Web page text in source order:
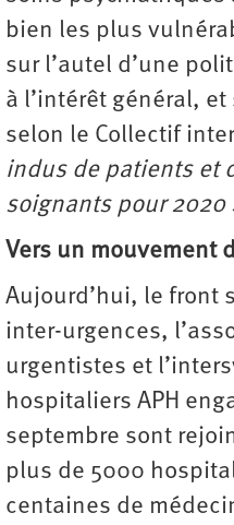
bien les plus
sur l’autel d’une
à l’intérêt général,
selon le Collectif
indus de patients et
soignants pour 2020
Vers un mouvement
Aujourd’hui, le front
inter-urgences,
urgentistes et
hospitaliers APH
septembre sont
plus de 5000
centaines de